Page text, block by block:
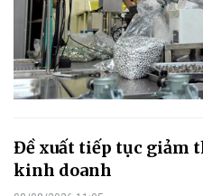
Đề xuất tiếp tục giảm
kinh doanh